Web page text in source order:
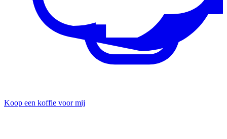
Koop een koffie voor mij